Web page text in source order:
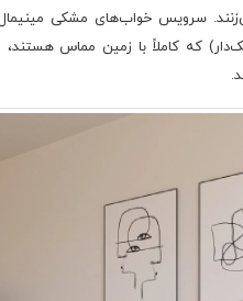
سرویس خواب‌های مشکی مینیمال
که کاملاً با زمین مماس